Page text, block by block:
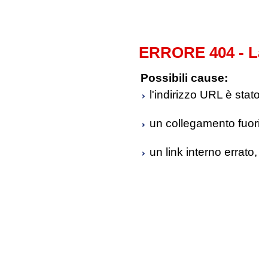
ERRORE 404 -
Possibili cause:
l'indirizzo URL è
un collegamento
un link interno